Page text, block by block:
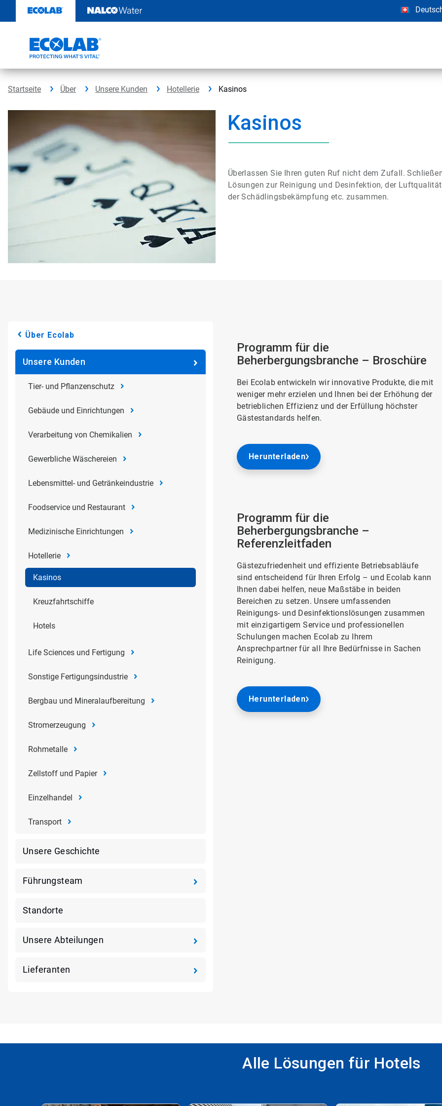
Inhalt
Startseite Über Unsere Kunden Hotellerie Kasinos
Kasinos
Überlassen Sie Ihren guten Ruf nicht dem Zufall.
Lösungen zur Reinigung und Desinfektion, der
der Schädlingsbekämpfung etc. zusammen.
Über Ecolab
Unsere Kunden
Tier- und Pflanzenschutz
Gebäude und Einrichtungen
Verarbeitung von Chemikalien
Gewerbliche Wäschereien
Lebensmittel- und Getränkeindustrie
Foodservice und Restaurant
Medizinische Einrichtungen
Hotellerie
Kasinos
Kreuzfahrtschiffe
Hotels
Life Sciences und Fertigung
Sonstige Fertigungsindustrie
Bergbau und Mineralaufbereitung
Stromerzeugung
Rohmetalle
Zellstoff und Papier
Einzelhandel
Transport
Unsere Geschichte
Führungsteam
Standorte
Unsere Abteilungen
Lieferanten
Programm für die
Beherbergungsbranche – Broschüre
Bei Ecolab entwickeln wir innovative Produkte, die mit
weniger mehr erzielen und Ihnen bei der Erhöhung der
betrieblichen Effizienz und der Erfüllung höchster
Gästestandards helfen.
Herunterladen
Programm für die
Beherbergungsbranche –
Referenzleitfaden
Gästezufriedenheit und effiziente Betriebsabläufe
sind entscheidend für Ihren Erfolg – und Ecolab kann
Ihnen dabei helfen, neue Maßstäbe in beiden
Bereichen zu setzen. Unsere umfassenden
Reinigungs- und Desinfektionslösungen zusammen
mit einzigartigem Service und professionellen
Schulungen machen Ecolab zu Ihrem
Ansprechpartner für all Ihre Bedürfnisse in Sachen
Reinigung.
Herunterladen
Alle Lösungen für Hotels
Dies